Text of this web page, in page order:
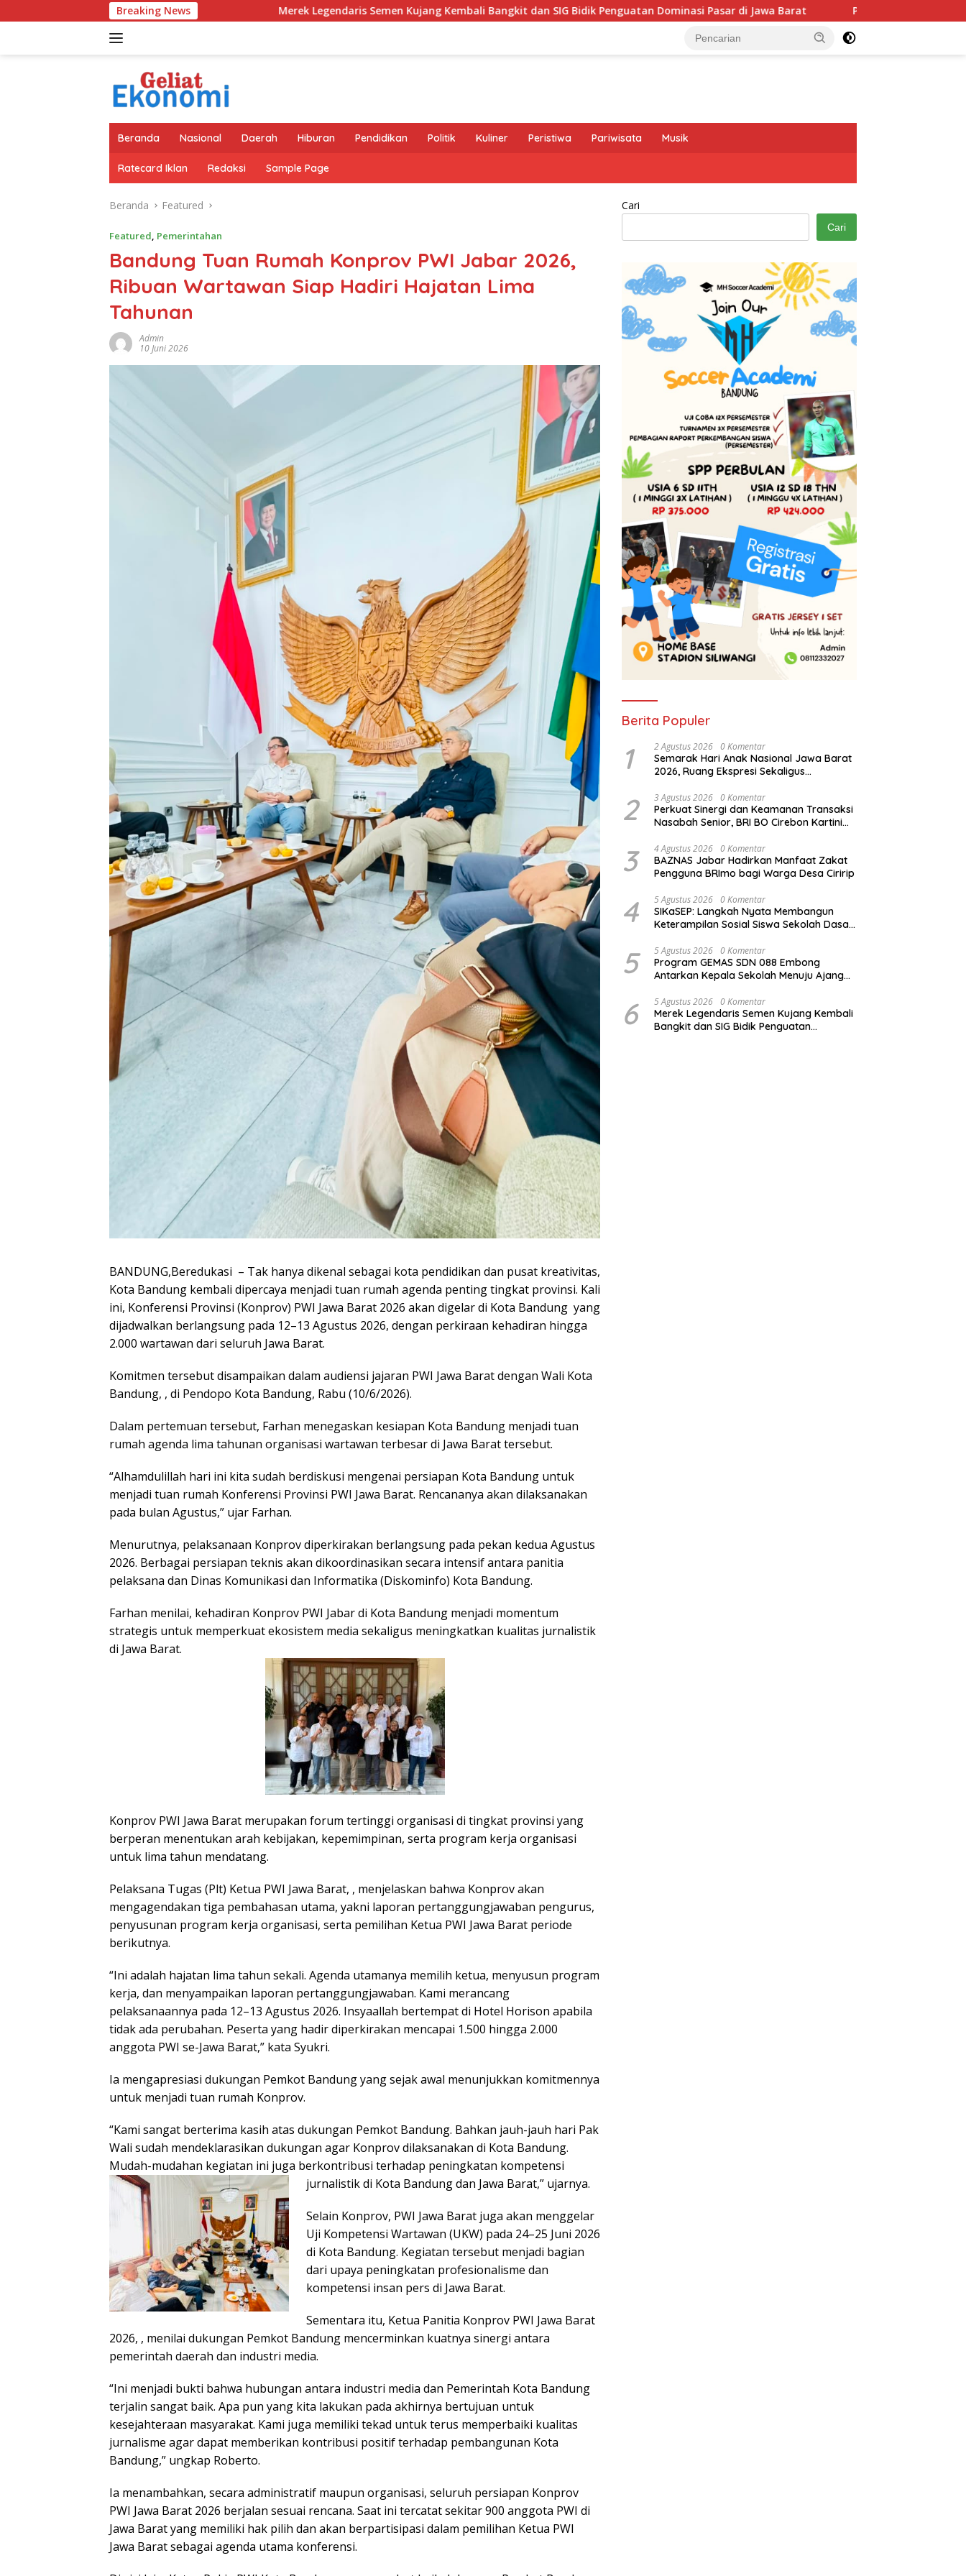
ke
Breaking News
Merek Legendaris Semen Kujang Kembali Bangkit dan SIG Bidik Penguatan Dominasi Pasar di Jawa Barat Program GEMAS SDN 088 Embong Antarkan
Beranda Nasional Daerah Hiburan Pendidikan Politik Kuliner Peristiwa Pariwisata Musik
Ratecard Iklan Redaksi Sample Page
Beranda Featured
Featured, Pemerintahan
Bandung Tuan Rumah Konprov PWI Jabar 2026,
Ribuan Wartawan Siap Hadiri Hajatan Lima
Tahunan
Admin
10 Juni 2026
BANDUNG,Beredukasi – Tak hanya dikenal sebagai kota pendidikan dan pusat kreativitas,
Kota Bandung kembali dipercaya menjadi tuan rumah agenda penting tingkat provinsi. Kali
ini, Konferensi Provinsi (Konprov) PWI Jawa Barat 2026 akan digelar di Kota Bandung yang
dijadwalkan berlangsung pada 12–13 Agustus 2026, dengan perkiraan kehadiran hingga
2.000 wartawan dari seluruh Jawa Barat.
Komitmen tersebut disampaikan dalam audiensi jajaran PWI Jawa Barat dengan Wali Kota
Bandung, , di Pendopo Kota Bandung, Rabu (10/6/2026).
Dalam pertemuan tersebut, Farhan menegaskan kesiapan Kota Bandung menjadi tuan
rumah agenda lima tahunan organisasi wartawan terbesar di Jawa Barat tersebut.
“Alhamdulillah hari ini kita sudah berdiskusi mengenai persiapan Kota Bandung untuk
menjadi tuan rumah Konferensi Provinsi PWI Jawa Barat. Rencananya akan dilaksanakan
pada bulan Agustus,” ujar Farhan.
Menurutnya, pelaksanaan Konprov diperkirakan berlangsung pada pekan kedua Agustus
2026. Berbagai persiapan teknis akan dikoordinasikan secara intensif antara panitia
pelaksana dan Dinas Komunikasi dan Informatika (Diskominfo) Kota Bandung.
Farhan menilai, kehadiran Konprov PWI Jabar di Kota Bandung menjadi momentum
strategis untuk memperkuat ekosistem media sekaligus meningkatkan kualitas jurnalistik
di Jawa Barat.
Konprov PWI Jawa Barat merupakan forum tertinggi organisasi di tingkat provinsi yang
berperan menentukan arah kebijakan, kepemimpinan, serta program kerja organisasi
untuk lima tahun mendatang.
Pelaksana Tugas (Plt) Ketua PWI Jawa Barat, , menjelaskan bahwa Konprov akan
mengagendakan tiga pembahasan utama, yakni laporan pertanggungjawaban pengurus,
penyusunan program kerja organisasi, serta pemilihan Ketua PWI Jawa Barat periode
berikutnya.
“Ini adalah hajatan lima tahun sekali. Agenda utamanya memilih ketua, menyusun program
kerja, dan menyampaikan laporan pertanggungjawaban. Kami merancang
pelaksanaannya pada 12–13 Agustus 2026. Insyaallah bertempat di Hotel Horison apabila
tidak ada perubahan. Peserta yang hadir diperkirakan mencapai 1.500 hingga 2.000
anggota PWI se-Jawa Barat,” kata Syukri.
Ia mengapresiasi dukungan Pemkot Bandung yang sejak awal menunjukkan komitmennya
untuk menjadi tuan rumah Konprov.
“Kami sangat berterima kasih atas dukungan Pemkot Bandung. Bahkan jauh-jauh hari Pak
Wali sudah mendeklarasikan dukungan agar Konprov dilaksanakan di Kota Bandung.
Mudah-mudahan kegiatan ini juga berkontribusi terhadap peningkatan kompetensi
jurnalistik di Kota Bandung dan Jawa Barat,” ujarnya.
Selain Konprov, PWI Jawa Barat juga akan menggelar
Uji Kompetensi Wartawan (UKW) pada 24–25 Juni 2026
di Kota Bandung. Kegiatan tersebut menjadi bagian
dari upaya peningkatan profesionalisme dan
kompetensi insan pers di Jawa Barat.
Sementara itu, Ketua Panitia Konprov PWI Jawa Barat
2026, , menilai dukungan Pemkot Bandung mencerminkan kuatnya sinergi antara
pemerintah daerah dan industri media.
“Ini menjadi bukti bahwa hubungan antara industri media dan Pemerintah Kota Bandung
terjalin sangat baik. Apa pun yang kita lakukan pada akhirnya bertujuan untuk
kesejahteraan masyarakat. Kami juga memiliki tekad untuk terus memperbaiki kualitas
jurnalisme agar dapat memberikan kontribusi positif terhadap pembangunan Kota
Bandung,” ungkap Roberto.
Ia menambahkan, secara administratif maupun organisasi, seluruh persiapan Konprov
PWI Jawa Barat 2026 berjalan sesuai rencana. Saat ini tercatat sekitar 900 anggota PWI di
Jawa Barat yang memiliki hak pilih dan akan berpartisipasi dalam pemilihan Ketua PWI
Jawa Barat sebagai agenda utama konferensi.
Cari
Cari
Berita Populer
1 2 Agustus 2026 0 Komentar
Semarak Hari Anak Nasional Jawa Barat
2026, Ruang Ekspresi Sekaligus
2 3 Agustus 2026 0 Komentar
Perkuat Sinergi dan Keamanan Transaksi
Nasabah Senior, BRI BO Cirebon Kartini
3 4 Agustus 2026 0 Komentar
BAZNAS Jabar Hadirkan Manfaat Zakat
Pengguna BRImo bagi Warga Desa Ciririp
4 5 Agustus 2026 0 Komentar
SIKaSEP: Langkah Nyata Membangun
Keterampilan Sosial Siswa Sekolah Dasar
5 5 Agustus 2026 0 Komentar
Program GEMAS SDN 088 Embong
Antarkan Kepala Sekolah Menuju Ajang
Barat 2026
6 5 Agustus 2026 0 Komentar
Merek Legendaris Semen Kujang Kembali
Bangkit dan SIG Bidik Penguatan